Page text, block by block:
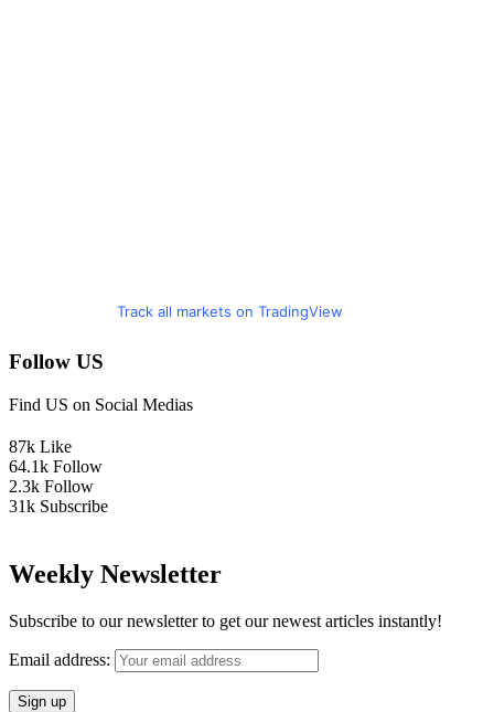
Track all markets on TradingView
Follow US
Find US on Social Medias
87k Like
64.1k Follow
2.3k Follow
31k Subscribe
Weekly Newsletter
Subscribe to our newsletter to get our newest articles instantly!
Email address: